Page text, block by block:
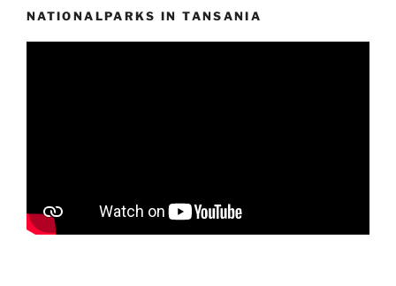
NATIONALPARKS IN TANSANIA